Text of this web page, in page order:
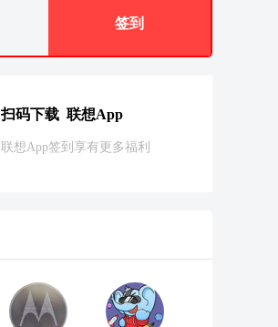
签到
扫码下载 联想App
联想App签到享有更多福利